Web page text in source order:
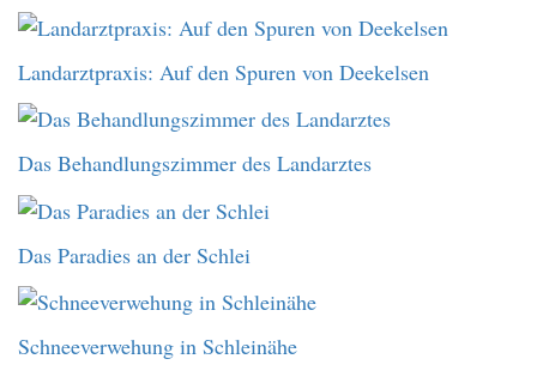
Landarztpraxis: Auf den Spuren von Deekelsen
Das Behandlungszimmer des Landarztes
Das Paradies an der Schlei
Schneeverwehung in Schleinähe